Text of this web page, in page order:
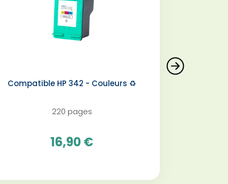
Compatible HP 342 - Couleurs ♻️
220 pages
16,90 €